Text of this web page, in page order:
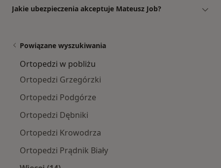
Jakie ubezpieczenia akceptuje Mateusz Job?
Powiązane wyszukiwania
Ortopedzi w pobliżu
Ortopedzi Grzegórzki
Ortopedzi Podgórze
Ortopedzi Dębniki
Ortopedzi Krowodrza
Ortopedzi Prądnik Biały